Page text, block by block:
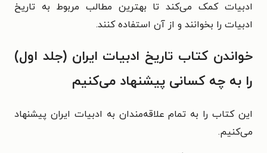
ادبیات کمک می‌کند تا بهترین مطالب مربوط به تاریخ
ادبیات را بخوانند و از آن استفاده کنند.
خواندن کتاب تاریخ ادبیات ایران (جلد اول)
را به چه کسانی پیشنهاد می‌کنیم
این کتاب را به تمام علاقه‌مندان به ادبیات ایران پیشنهاد
می‌کنیم.